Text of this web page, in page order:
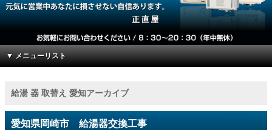
▼ メニューリスト
給湯 器 取替え 愛知アーカイブ
愛知県岡崎市 給湯器交換工事